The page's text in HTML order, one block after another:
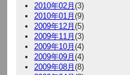
2010年02月(3)
2010年01月(9)
2009年12月(5)
2009年11月(3)
2009年10月(4)
2009年09月(4)
2009年08月(8)